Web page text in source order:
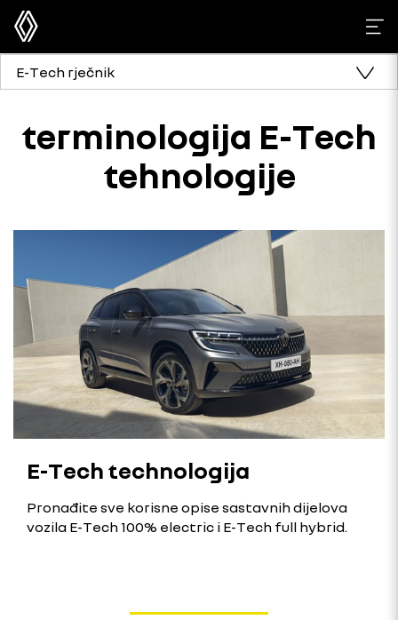
E-Tech rječnik
terminologija E-Tech
tehnologije
E-Tech technologija
Pronađite sve korisne opise sastavnih dijelova
vozila E-Tech 100% electric i E-Tech full hybrid.